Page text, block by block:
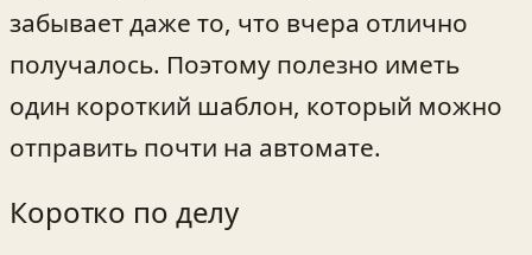
забывает даже то, что вчера отлично
получалось. Поэтому полезно иметь
один короткий шаблон, который можно
отправить почти на автомате.
Коротко по делу